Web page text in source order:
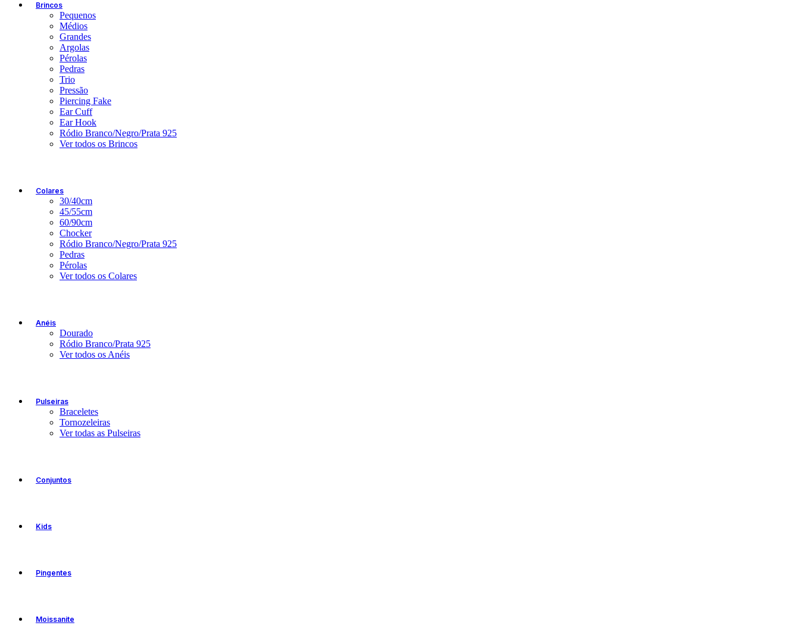
Brincos
Pequenos
Médios
Grandes
Argolas
Pérolas
Pedras
Trio
Pressão
Piercing Fake
Ear Cuff
Ear Hook
Ródio Branco/Negro/Prata 925
Ver todos os Brincos
Colares
30/40cm
45/55cm
60/90cm
Chocker
Ródio Branco/Negro/Prata 925
Pedras
Pérolas
Ver todos os Colares
Anéis
Dourado
Ródio Branco/Prata 925
Ver todos os Anéis
Pulseiras
Braceletes
Tornozeleiras
Ver todas as Pulseiras
Conjuntos
Kids
Pingentes
Moissanite